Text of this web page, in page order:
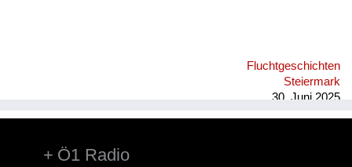
sind, hat mein Onkel gemerkt, da ist ein anderes Fahrzeug
gewesen mit diesem gestohlenen Pferd. Er ist hingegangen
Fluchtgeschichten
Steiermark
30. Juni 2025
Ö1 Radio